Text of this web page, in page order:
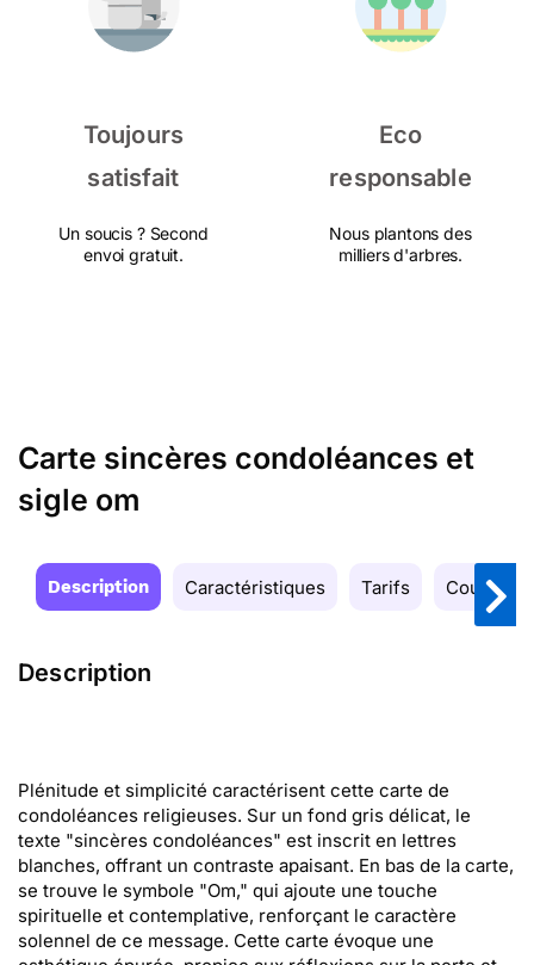
Toujours
satisfait
Un soucis ? Second
envoi gratuit.
Eco
responsable
Nous plantons des
milliers d'arbres.
Carte sincères condoléances et
sigle om
Description Caractéristiques Tarifs Couleurs
Description
Plénitude et simplicité caractérisent cette carte de
condoléances religieuses. Sur un fond gris délicat, le
texte "sincères condoléances" est inscrit en lettres
blanches, offrant un contraste apaisant. En bas de la carte,
se trouve le symbole "Om," qui ajoute une touche
spirituelle et contemplative, renforçant le caractère
solennel de ce message. Cette carte évoque une